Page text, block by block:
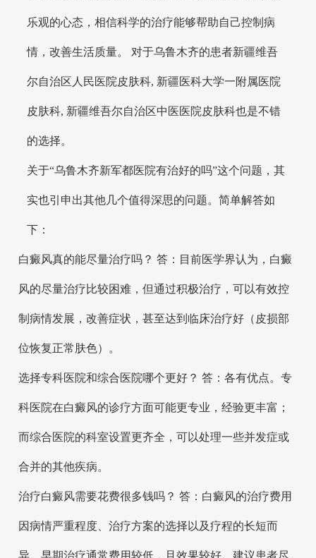
乐观的心态，相信科学的治疗能够帮助自己控制病
情，改善生活质量。 对于乌鲁木齐的患者新疆维吾
尔自治区人民医院皮肤科, 新疆医科大学一附属医院
皮肤科, 新疆维吾尔自治区中医医院皮肤科也是不错
的选择。
关于“乌鲁木齐新军都医院有治好的吗”这个问题，其
实也引申出其他几个值得深思的问题。简单解答如
下：
白癜风真的能尽量治疗吗？ 答：目前医学界认为，白癜
风的尽量治疗比较困难，但通过积极治疗，可以有效控
制病情发展，改善症状，甚至达到临床治疗好（皮损部
位恢复正常肤色）。
选择专科医院和综合医院哪个更好？ 答：各有优点。专
科医院在白癜风的诊疗方面可能更专业，经验更丰富；
而综合医院的科室设置更齐全，可以处理一些并发症或
合并的其他疾病。
治疗白癜风需要花费很多钱吗？ 答：白癜风的治疗费用
因病情严重程度、治疗方案的选择以及疗程的长短而